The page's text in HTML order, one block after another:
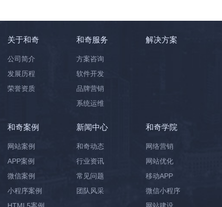
关于和奇
公司简介
发展历程
荣誉资质
和奇服务
方案咨询
软件开发
品牌营销
系统运维
解决方案
和奇案例
网站案例
APP案例
微信案例
小程序案例
新闻中心
和奇动态
行业资讯
常见问题
团队风采
和奇学院
网络营销
网站优化
移动APP
微信小程序